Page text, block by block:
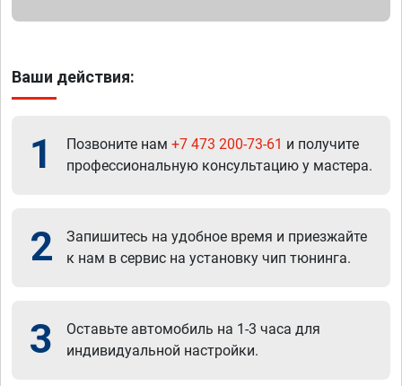
Ваши действия:
1 Позвоните нам +7 473 200-73-61 и получите
профессиональную консультацию у мастера.
2
Запишитесь на удобное время и приезжайте
к нам в сервис на установку чип тюнинга.
3
Оставьте автомобиль на 1-3 часа для
индивидуальной настройки.